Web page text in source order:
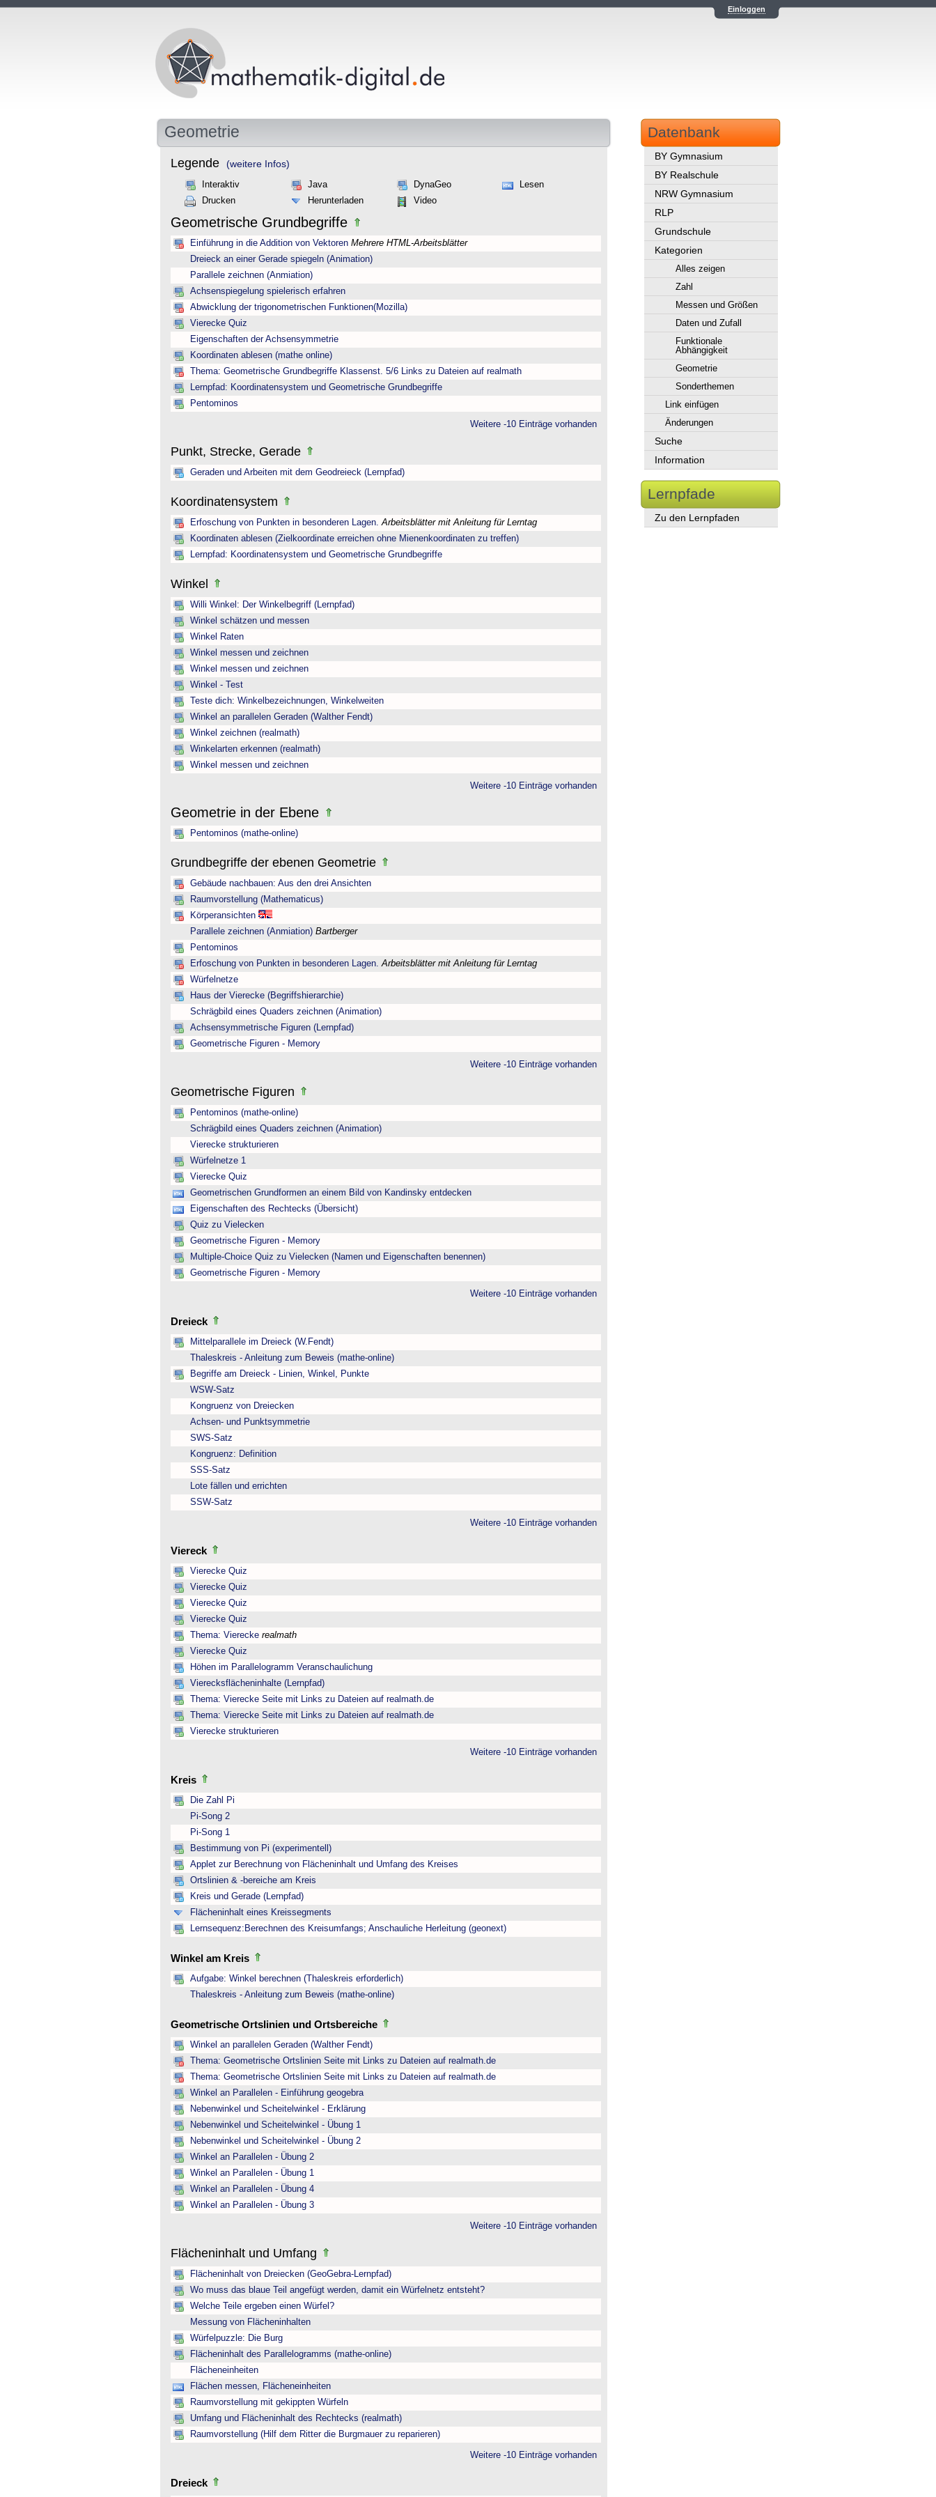
Einloggen
Geometrie
Legende (weitere Infos)
Interaktiv Java DynaGeo
Lesen
Drucken
Herunterladen Video
Geometrische Grundbegriffe
Einführung in die Addition von Vektoren Mehrere HTML-Arbeitsblätter
Dreieck an einer Gerade spiegeln (Animation)
Parallele zeichnen (Anmiation)
Achsenspiegelung spielerisch erfahren
Abwicklung der trigonometrischen Funktionen(Mozilla)
Vierecke Quiz
Eigenschaften der Achsensymmetrie
Koordinaten ablesen (mathe online)
Thema: Geometrische Grundbegriffe Klassenst. 5/6 Links zu Dateien auf realmath
Lernpfad: Koordinatensystem und Geometrische Grundbegriffe
Pentominos
Weitere -10 Einträge vorhanden
Punkt, Strecke, Gerade
Geraden und Arbeiten mit dem Geodreieck (Lernpfad)
Koordinatensystem
Erfoschung von Punkten in besonderen Lagen. Arbeitsblätter mit Anleitung für Lerntag
Koordinaten ablesen (Zielkoordinate erreichen ohne Mienenkoordinaten zu treffen)
Lernpfad: Koordinatensystem und Geometrische Grundbegriffe
Winkel
Willi Winkel: Der Winkelbegriff (Lernpfad)
Winkel schätzen und messen
Winkel Raten
Winkel messen und zeichnen
Winkel messen und zeichnen
Winkel - Test
Teste dich: Winkelbezeichnungen, Winkelweiten
Winkel an parallelen Geraden (Walther Fendt)
Winkel zeichnen (realmath)
Winkelarten erkennen (realmath)
Winkel messen und zeichnen
Weitere -10 Einträge vorhanden
Geometrie in der Ebene
Pentominos (mathe-online)
Grundbegriffe der ebenen Geometrie
Gebäude nachbauen: Aus den drei Ansichten
Raumvorstellung (Mathematicus)
Körperansichten
Parallele zeichnen (Anmiation) Bartberger
Pentominos
Erfoschung von Punkten in besonderen Lagen. Arbeitsblätter mit Anleitung für Lerntag
Würfelnetze
Haus der Vierecke (Begriffshierarchie)
Schrägbild eines Quaders zeichnen (Animation)
Achsensymmetrische Figuren (Lernpfad)
Geometrische Figuren - Memory
Weitere -10 Einträge vorhanden
Geometrische Figuren
Pentominos (mathe-online)
Schrägbild eines Quaders zeichnen (Animation)
Vierecke strukturieren
Würfelnetze 1
Vierecke Quiz
Geometrischen Grundformen an einem Bild von Kandinsky entdecken
Eigenschaften des Rechtecks (Übersicht)
Quiz zu Vielecken
Geometrische Figuren - Memory
Multiple-Choice Quiz zu Vielecken (Namen und Eigenschaften benennen)
Geometrische Figuren - Memory
Weitere -10 Einträge vorhanden
Dreieck
Mittelparallele im Dreieck (W.Fendt)
Thaleskreis - Anleitung zum Beweis (mathe-online)
Begriffe am Dreieck - Linien, Winkel, Punkte
WSW-Satz
Kongruenz von Dreiecken
Achsen- und Punktsymmetrie
SWS-Satz
Kongruenz: Definition
SSS-Satz
Lote fällen und errichten
SSW-Satz
Weitere -10 Einträge vorhanden
Viereck
Vierecke Quiz
Vierecke Quiz
Vierecke Quiz
Vierecke Quiz
Thema: Vierecke realmath
Vierecke Quiz
Höhen im Parallelogramm Veranschaulichung
Vierecksflächeninhalte (Lernpfad)
Thema: Vierecke Seite mit Links zu Dateien auf realmath.de
Thema: Vierecke Seite mit Links zu Dateien auf realmath.de
Vierecke strukturieren
Weitere -10 Einträge vorhanden
Kreis
Die Zahl Pi
Pi-Song 2
Pi-Song 1
Bestimmung von Pi (experimentell)
Applet zur Berechnung von Flächeninhalt und Umfang des Kreises
Ortslinien & -bereiche am Kreis
Kreis und Gerade (Lernpfad)
Flächeninhalt eines Kreissegments
Lernsequenz:Berechnen des Kreisumfangs; Anschauliche Herleitung (geonext)
Winkel am Kreis
Aufgabe: Winkel berechnen (Thaleskreis erforderlich)
Thaleskreis - Anleitung zum Beweis (mathe-online)
Geometrische Ortslinien und Ortsbereiche
Winkel an parallelen Geraden (Walther Fendt)
Thema: Geometrische Ortslinien Seite mit Links zu Dateien auf realmath.de
Thema: Geometrische Ortslinien Seite mit Links zu Dateien auf realmath.de
Winkel an Parallelen - Einführung geogebra
Nebenwinkel und Scheitelwinkel - Erklärung
Nebenwinkel und Scheitelwinkel - Übung 1
Nebenwinkel und Scheitelwinkel - Übung 2
Winkel an Parallelen - Übung 2
Winkel an Parallelen - Übung 1
Winkel an Parallelen - Übung 4
Winkel an Parallelen - Übung 3
Weitere -10 Einträge vorhanden
Flächeninhalt und Umfang
Flächeninhalt von Dreiecken (GeoGebra-Lernpfad)
Wo muss das blaue Teil angefügt werden, damit ein Würfelnetz entsteht?
Welche Teile ergeben einen Würfel?
Messung von Flächeninhalten
Würfelpuzzle: Die Burg
Flächeninhalt des Parallelogramms (mathe-online)
Flächeneinheiten
Flächen messen, Flächeneinheiten
Raumvorstellung mit gekippten Würfeln
Umfang und Flächeninhalt des Rechtecks (realmath)
Raumvorstellung (Hilf dem Ritter die Burgmauer zu reparieren)
Weitere -10 Einträge vorhanden
Dreieck
Datenbank
BY Gymnasium
BY Realschule
NRW Gymnasium
RLP
Grundschule
Kategorien
Alles zeigen
Zahl
Messen und Größen
Daten und Zufall
Funktionale
Abhängigkeit
Geometrie
Sonderthemen
Link einfügen
Änderungen
Suche
Information
Lernpfade
Zu den Lernpfaden